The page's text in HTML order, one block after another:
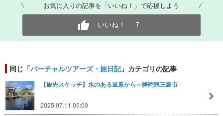
お気に入りの記事を「いいね！」で応援しよう
いいね！ 7
同じ「バーチャルツアーズ・旅日記」カテゴリの記事
【旅先スケッチ】水のある風景から～静岡県三島市
2025.07.11 05:00